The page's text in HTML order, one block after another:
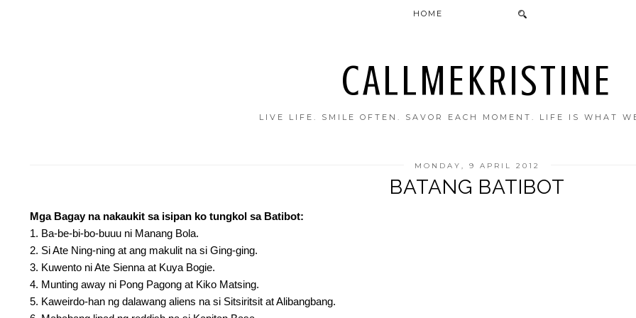
CALLMEKRISTINE
LIVE LIFE. SMILE OFTEN. SAVOR EACH MOMENT. LIFE IS WHAT
HOME
MONDAY, 9 APRIL 2012
BATANG BATIBOT
Mga Bagay na nakaukit sa isipan ko tungkol sa Batibot:
1. Ba-be-bi-bo-buuu ni Manang Bola.
2. Si Ate Ning-ning at ang makulit na si Ging-ging.
3. Kuwento ni Ate Sienna at Kuya Bogie.
4. Munting away ni Pong Pagong at Kiko Matsing.
5. Kaweirdo-han ng dalawang aliens na si Sitsiritsit at Alibangbang.